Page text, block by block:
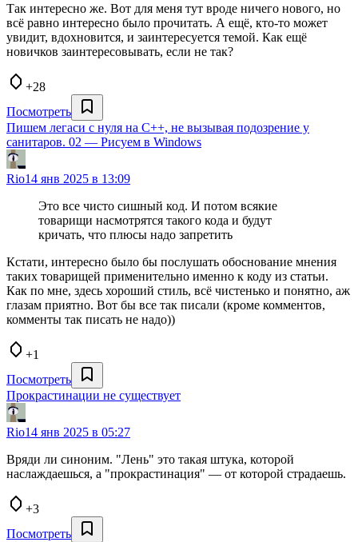
Так интересно же. Вот для меня тут вроде ничего нового, но
всё равно интересно было прочитать. А ещё, кто-то может
увидит, вдохновится, и заинтересуется темой. Как ещё
новичков заинтересовывать, если не так?
+28
Посмотреть
Пишем легаси с нуля на С++, не вызывая подозрение у
санитаров. 02 — Рисуем в Windows
Rio14 янв 2025 в 13:09
Это все чисто сишный код. И потом всякие
товарищи насмотрятся такого кода и будут
кричать, что плюсы надо запретить
Кстати, интересно было бы послушать обоснование мнения
таких товарищей применительно именно к коду из статьи.
Как по мне, здесь хороший стиль, всё чистенько и понятно, аж
глазам приятно. Вот бы все так писали (кроме комментов,
комменты так писать не надо))
+1
Посмотреть
Прокрастинации не существует
Rio14 янв 2025 в 05:27
Вряди ли синоним. "Лень" это такая штука, которой
наслаждаешься, а "прокрастинация" — от которой страдаешь.
+3
Посмотреть